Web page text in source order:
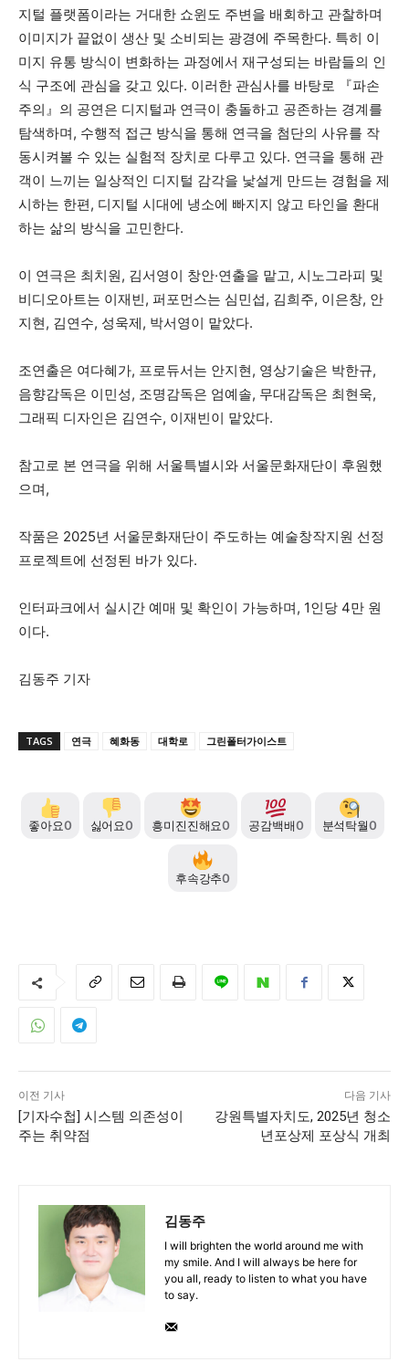
지털 플랫폼이라는 거대한 쇼윈도 주변을 배회하고 관찰하며
이미지가 끝없이 생산 및 소비되는 광경에 주목한다. 특히 이
미지 유통 방식이 변화하는 과정에서 재구성되는 바람들의 인
식 구조에 관심을 갖고 있다. 이러한 관심사를 바탕로 『파손
주의』의 공연은 디지털과 연극이 충돌하고 공존하는 경계를
탐색하며, 수행적 접근 방식을 통해 연극을 첨단의 사유를 작
동시켜볼 수 있는 실험적 장치로 다루고 있다. 연극을 통해 관
객이 느끼는 일상적인 디지털 감각을 낯설게 만드는 경험을 제
시하는 한편, 디지털 시대에 냉소에 빠지지 않고 타인을 환대
하는 삶의 방식을 고민한다.
이 연극은 최치원, 김서영이 창안·연출을 맡고, 시노그라피 및
비디오아트는 이재빈, 퍼포먼스는 심민섭, 김희주, 이은창, 안
지현, 김연수, 성욱제, 박서영이 맡았다.
조연출은 여다혜가, 프로듀서는 안지현, 영상기술은 박한규,
음향감독은 이민성, 조명감독은 엄예솔, 무대감독은 최현욱,
그래픽 디자인은 김연수, 이재빈이 맡았다.
참고로 본 연극을 위해 서울특별시와 서울문화재단이 후원했
으며,
작품은 2025년 서울문화재단이 주도하는 예술창작지원 선정
프로젝트에 선정된 바가 있다.
인터파크에서 실시간 예매 및 확인이 가능하며, 1인당 4만 원
이다.
김동주 기자
TAGS 연극 혜화동 대학로 그린폴터가이스트
좋아요0 싫어요0 흥미진진해요0 공감백배0 분석탁월0
후속강추0
이전 기사
[기자수첩] 시스템 의존성이
주는 취약점
다음 기사
강원특별자치도, 2025년 청소
년포상제 포상식 개최
김동주
I will brighten the world around me with
my smile. And I will always be here for
you all, ready to listen to what you have
to say.